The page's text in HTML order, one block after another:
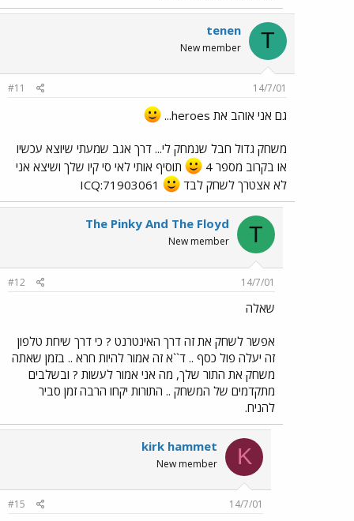
T
tenen
New member
14/7/01
#11
גם אני אוהב את heroes...
משחק גדול חבל שנמחק לי... דרך אגב שמעתי שיוצא עכשיו
או בקרוב מספר 4
תוסיף אותי לאי סי קיו שלך ושיצא אני
לא אצטרך לשחק לבד
T
The Pinky And The Floyd
New member
14/7/01
#12
שאלה
אפשר לשחק את זה דרך האינטרנט ? כי דרך שיחת טלפון
זה יעלה פול כסף .. ד``א זה אמור להיות חרא .. בזמן שאתה
משחק את התור שלך, מה אני אמור לעשות ? ובשלבים
מתקדמים של המשחק .. התורות יקחו הרבה זמן סביר
להניח.
K
kirk hammet
New member
14/7/01
#15